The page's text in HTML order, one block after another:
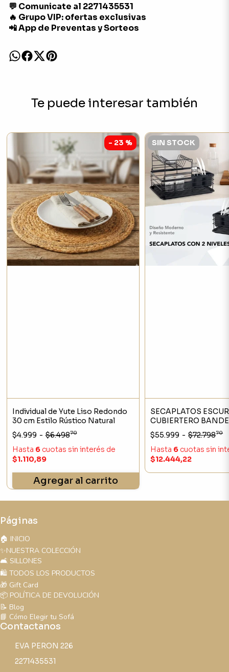
💬 Comunicate al 2271435531
🔥 Grupo VIP: ofertas exclusivas
📲 App de Preventas y Sorteos
Te puede interesar también
- 23 %
Individual de Yute Liso Redondo
30 cm Estilo Rústico Natural
$4.999 - $6.49870
Hasta 6cuotas sin interés de
$1.110,89
Agregar al carrito
SIN STOCK
SECAPLATOS
CUBIERTERO
ESCURRIDORA 2
NEGRO
$55.999 - $72.79870
Hasta 6 cuotas sin
$12.444,22
Páginas
🏠 INICIO
✨NUESTRA COLECCIÓN
🛋️ SILLONES
🛍️ TODOS LOS PRODUCTOS
🎁 Gift Card
📦 POLÍTICA DE DEVOLUCIÓN
📝 Blog
📘 Cómo Elegir tu Sofá
Contactanos
EVA PERON 226
2271435531